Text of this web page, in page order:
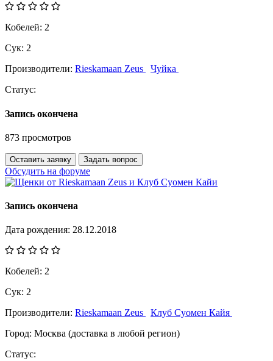
Кобелей: 2
Сук: 2
Производители: Rieskamaan Zeus
Чуйка
Статус:
Запись окончена
873 просмотров
Оставить заявку Задать вопрос
Обсудить на форуме
Запись окончена
Дата рождения: 28.12.2018
Кобелей: 2
Сук: 2
Производители: Rieskamaan Zeus
Клуб Суомен Кайя
Город: Москва (доставка в любой регион)
Статус: